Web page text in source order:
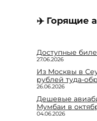
✈️ Горящие
Доступные
27.06.2026
Из Москвы в
рублей туда-
26.06.2026
Дешевые
Мумбаи в
04.06.2026